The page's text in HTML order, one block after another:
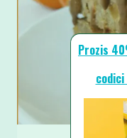
Prozis
codici